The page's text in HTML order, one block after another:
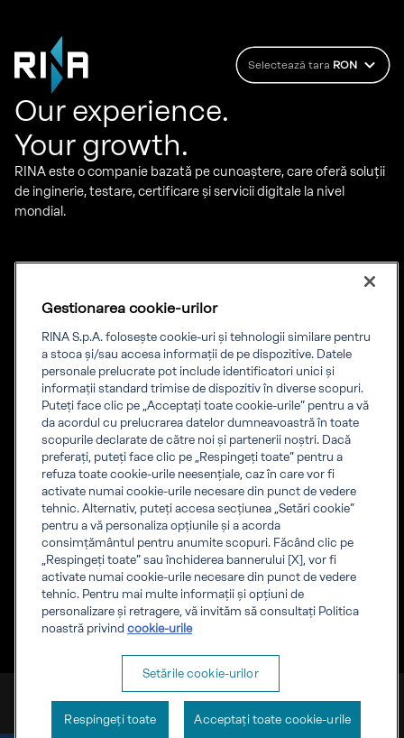
Selectează tara RON
Our experience.
Your growth.
RINA este o companie bazată pe cunoaștere, care oferă soluții
de inginerie, testare, certificare și servicii digitale la nivel
mondial.
Energie
Marină
Conformitate cu cerintele
Diversitate, echitate și
incluziune
Sustainabilitate
Guvernanța
Valorile noastre
Lucrează pentru RINA
Instrumente
Lista certificate
Certification Member
Area
Marine Member Area
Marine applications
Acreditari RINA
Documente RINA
Reguli RINA
Companie
Cookie
Informații despre
companie
Privacy
RINA S.p.A. VAT number IT 03794120109
Gestionarea cookie-urilor
RINA S.p.A. folosește cookie-uri și tehnologii similare pentru
a stoca și/sau accesa informații de pe dispozitive. Datele
personale prelucrate pot include identificatori unici și
informații standard trimise de dispozitiv în diverse scopuri.
Puteți face clic pe „Acceptați toate cookie-urile” pentru a vă
da acordul cu prelucrarea datelor dumneavoastră în toate
scopurile declarate de către noi și partenerii noștri. Dacă
preferați, puteți face clic pe „Respingeți toate” pentru a
refuza toate cookie-urile neesențiale, caz în care vor fi
activate numai cookie-urile necesare din punct de vedere
tehnic. Alternativ, puteți accesa secțiunea „Setări cookie”
pentru a vă personaliza opțiunile și a acorda
consimțământul pentru anumite scopuri. Făcând clic pe
„Respingeți toate” sau închiderea bannerului [X], vor fi
activate numai cookie-urile necesare din punct de vedere
tehnic. Pentru mai multe informații și opțiuni de
personalizare și retragere, vă invităm să consultați Politica
noastră privind cookie-urile
Setările cookie-urilor
Respingeți toate Acceptați toate cookie-urile